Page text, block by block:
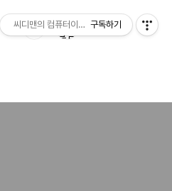
씨디맨의 컴퓨터이야기구독하기